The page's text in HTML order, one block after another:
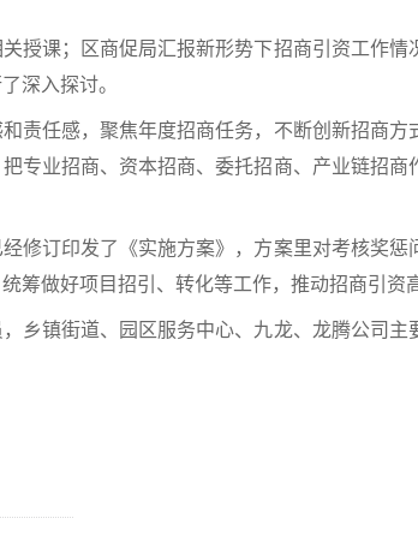
授课；区商促局汇报新形势下招商引资工作情
深入探讨。
责任感，聚焦年度招商任务，不断创新招商方
专业招商、资本招商、委托招商、产业链招商
修订印发了《实施方案》，方案里对考核奖惩
筹做好项目招引、转化等工作，推动招商引资
乡镇街道、园区服务中心、九龙、龙腾公司主